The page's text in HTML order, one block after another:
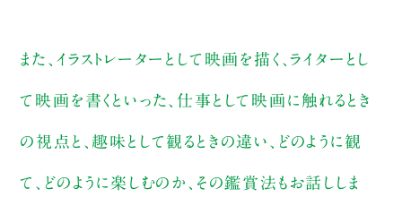
また、イラストレーターとして映画を描く、ライターとし
て映画を書くといった、仕事として映画に触れるとき
の視点と、趣味として観るときの違い、どのように観
て、どのように楽しむのか、その鑑賞法もお話ししま